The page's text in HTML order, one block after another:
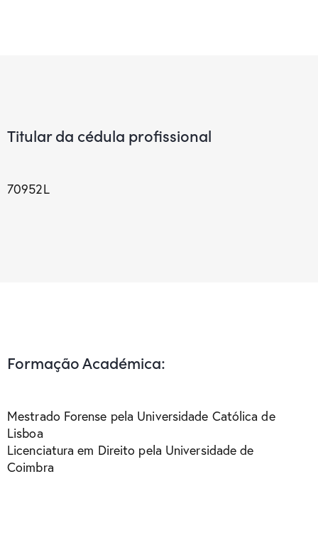
Titular da cédula profissional
70952L
Formação Académica:
Mestrado Forense pela Universidade Católica de
Lisboa
Licenciatura em Direito pela Universidade de
Coimbra